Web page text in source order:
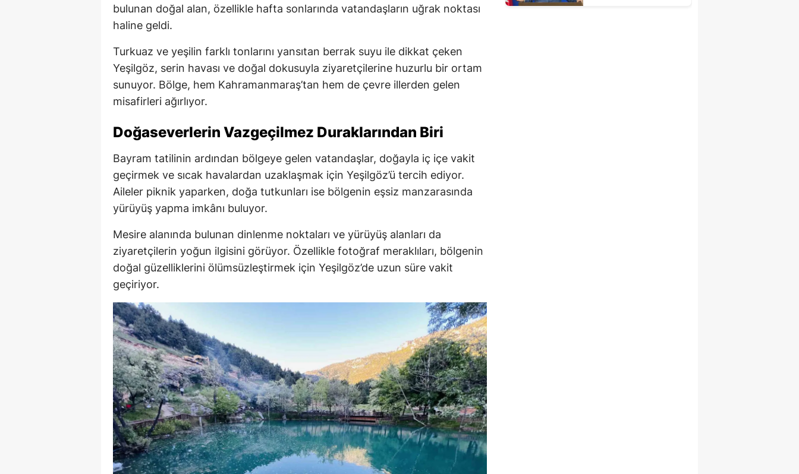
bulunan doğal alan, özellikle hafta sonlarında vatandaşların uğrak noktası
haline geldi.
Turkuaz ve yeşilin farklı tonlarını yansıtan berrak suyu ile dikkat çeken
Yeşilgöz, serin havası ve doğal dokusuyla ziyaretçilerine huzurlu bir ortam
sunuyor. Bölge, hem Kahramanmaraş’tan hem de çevre illerden gelen
misafirleri ağırlıyor.
Doğaseverlerin Vazgeçilmez Duraklarından Biri
Bayram tatilinin ardından bölgeye gelen vatandaşlar, doğayla iç içe vakit
geçirmek ve sıcak havalardan uzaklaşmak için Yeşilgöz’ü tercih ediyor.
Aileler piknik yaparken, doğa tutkunları ise bölgenin eşsiz manzarasında
yürüyüş yapma imkânı buluyor.
Mesire alanında bulunan dinlenme noktaları ve yürüyüş alanları da
ziyaretçilerin yoğun ilgisini görüyor. Özellikle fotoğraf meraklıları, bölgenin
doğal güzelliklerini ölümsüzleştirmek için Yeşilgöz’de uzun süre vakit
geçiriyor.